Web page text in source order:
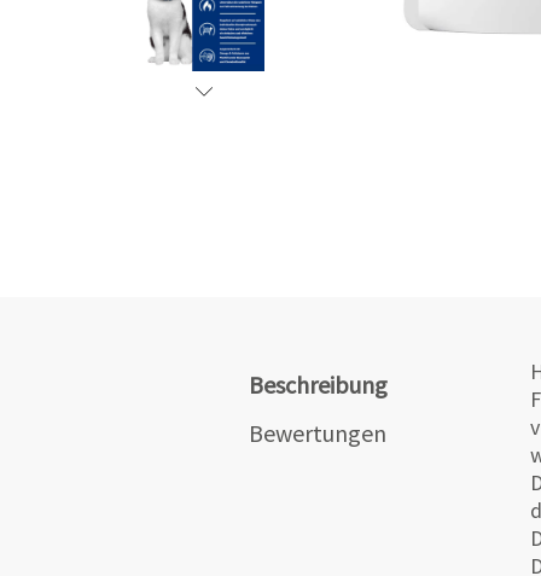
Beschreibung
Bewertungen